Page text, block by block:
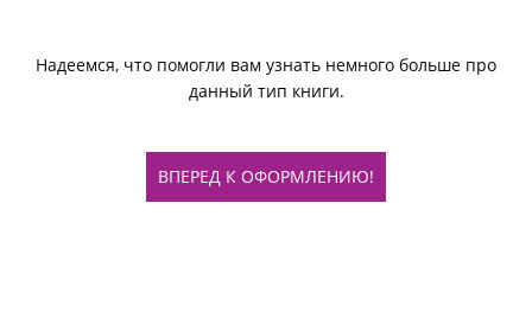
Надеемся, что помогли вам узнать немного больше про
данный тип книги.
ВПЕРЕД К ОФОРМЛЕНИЮ!